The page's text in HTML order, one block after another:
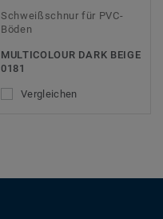
Schweißschnur für PVC-
Böden
MULTICOLOUR DARK BEIGE
0181
Vergleichen